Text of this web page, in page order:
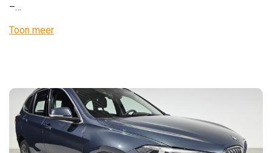
–…
Toon meer